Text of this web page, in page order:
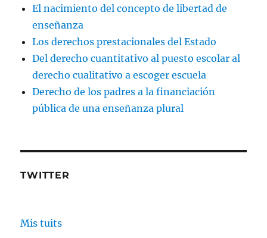
El nacimiento del concepto de libertad de
enseñanza
Los derechos prestacionales del Estado
Del derecho cuantitativo al puesto escolar al
derecho cualitativo a escoger escuela
Derecho de los padres a la financiación
pública de una enseñanza plural
TWITTER
Mis tuits